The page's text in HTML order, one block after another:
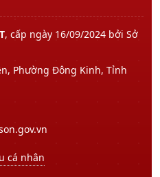
, cấp ngày 16/09/2024 bởi Sở
Phường Đông Kinh, Tỉnh
cá nhân